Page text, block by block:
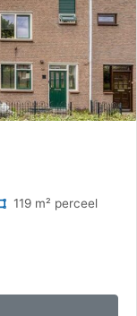
119 m² perceel